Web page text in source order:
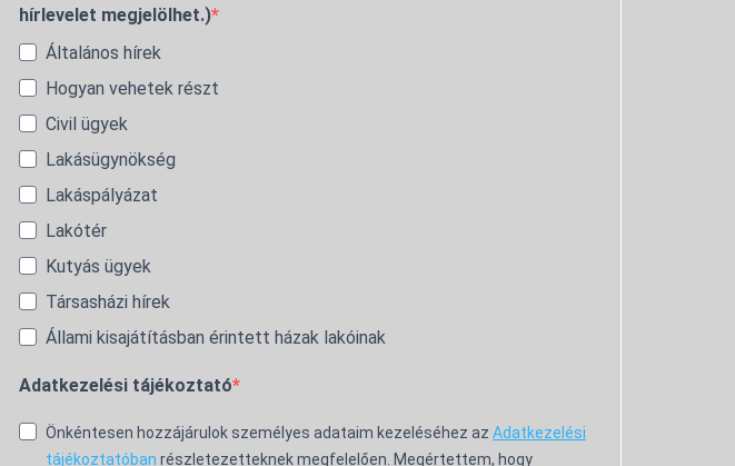
hírlevelet megjelölhet.)
Általános hírek
Hogyan vehetek részt
Civil ügyek
Lakásügynökség
Lakáspályázat
Lakótér
Kutyás ügyek
Társasházi hírek
Állami kisajátításban érintett házak lakóinak
Adatkezelési tájékoztató
Önkéntesen hozzájárulok személyes adataim kezeléséhez az Adatkezelési
tájékoztatóban részletezetteknek megfelelően. Megértettem, hogy